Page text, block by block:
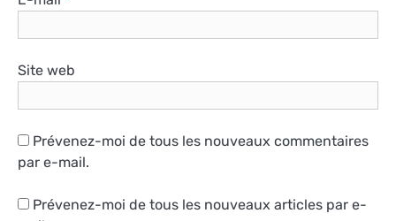
Site web
Prévenez-moi de tous les nouveaux commentaires
par e-mail.
Prévenez-moi de tous les nouveaux articles par e-